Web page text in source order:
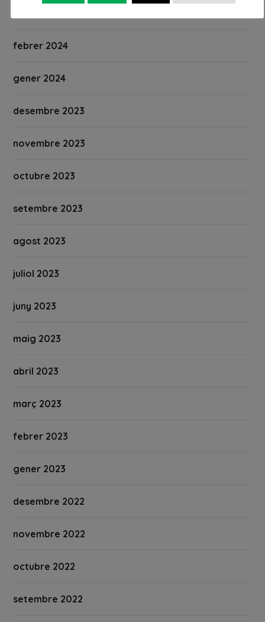
febrer 2024
gener 2024
desembre 2023
novembre 2023
octubre 2023
setembre 2023
agost 2023
juliol 2023
juny 2023
maig 2023
abril 2023
març 2023
febrer 2023
gener 2023
desembre 2022
novembre 2022
octubre 2022
setembre 2022